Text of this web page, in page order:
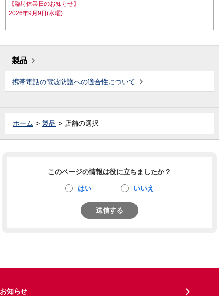
【臨時休業日のお知らせ】
2026年9月9日(水曜)
製品
携帯電話の電波防護への適合性について
ホーム 製品 店舗の選択
このページの情報は役に立ちましたか？
はい いいえ
送信する
お知らせ